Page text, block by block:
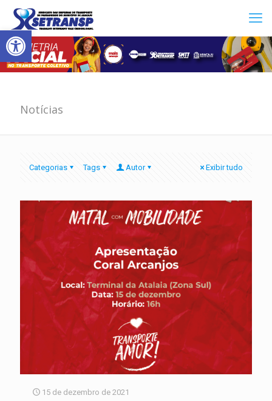
Abrir a barra de ferramentas
Notícias
Categorias Tags Autor Exibir tudo
15 de dezembro de 2021